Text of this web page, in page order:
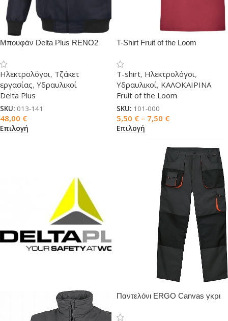
Μπουφάν Delta Plus RENO2
Ηλεκτρολόγοι, Τζάκετ
εργασίας, Υδραυλικοί
Delta Plus
SKU: 013-141
48,00 €
Επιλογή
T-Shirt Fruit of the Loom
T-shirt, Ηλεκτρολόγοι,
Υδραυλικοί, ΚΑΛΟΚΑΙΡΙΝΑ
Fruit of the Loom
SKU: 101-000
5,50 € – 7,50 €
Επιλογή
Παντελόνι ERGO Canvas γκρι